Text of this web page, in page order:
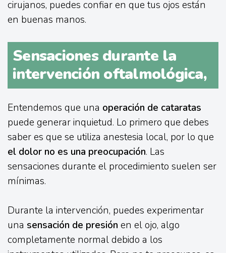
cirujanos, puedes confiar en que tus ojos están
en buenas manos.
Sensaciones durante la
intervención oftalmológica,
Entendemos que una operación de cataratas
puede generar inquietud. Lo primero que debes
saber es que se utiliza anestesia local, por lo que
el dolor no es una preocupación. Las
sensaciones durante el procedimiento suelen ser
mínimas.
Durante la intervención, puedes experimentar
una sensación de presión en el ojo, algo
completamente normal debido a los